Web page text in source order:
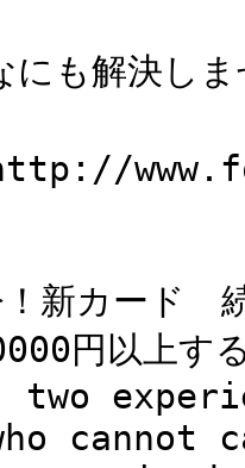
にも解決し
ド 続・
以上する